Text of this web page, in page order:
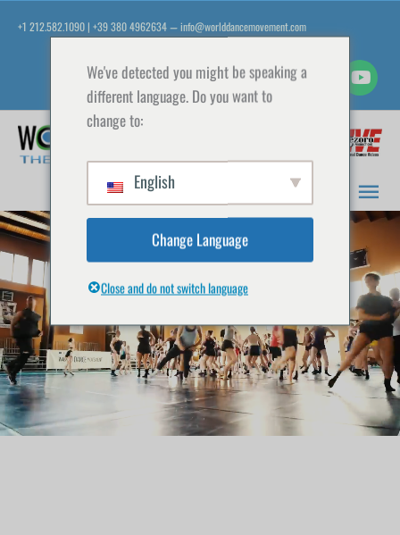
Inhalt+1 212.582.1090 | +39 380 4962634 — info@worlddancemovement.com
We've detected you might be speaking a
different language. Do you want to
change to:
English
Change Language
Close and do not switch language